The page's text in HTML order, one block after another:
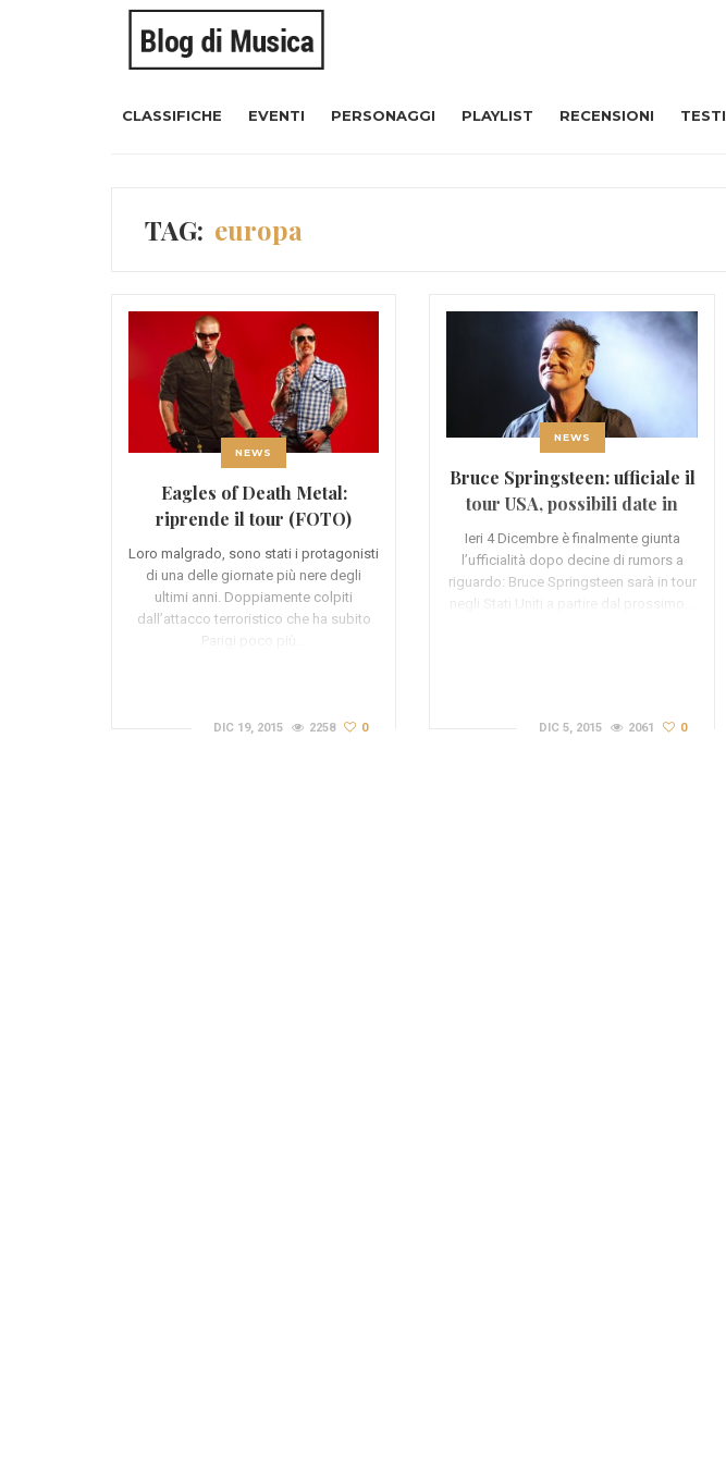
CLASSIFICHE EVENTI PERSONAGGI PLAYLIST RECENSIONI TESTI
TAG: europa
NEWS
Eagles of Death Metal:
riprende il tour (FOTO)
Loro malgrado, sono stati i protagonisti
di una delle giornate più nere degli
ultimi anni. Doppiamente colpiti
dall’attacco terroristico che ha subito
Parigi poco più…
DIC 19, 2015 2258 0
NEWS
Bruce Springsteen: ufficiale il
tour USA, possibili date in
Europa (FOTO)
Ieri 4 Dicembre è finalmente giunta
l’ufficialità dopo decine di rumors a
riguardo: Bruce Springsteen sarà in tour
negli Stati Uniti a partire dal prossimo…
DIC 5, 2015 2061 0